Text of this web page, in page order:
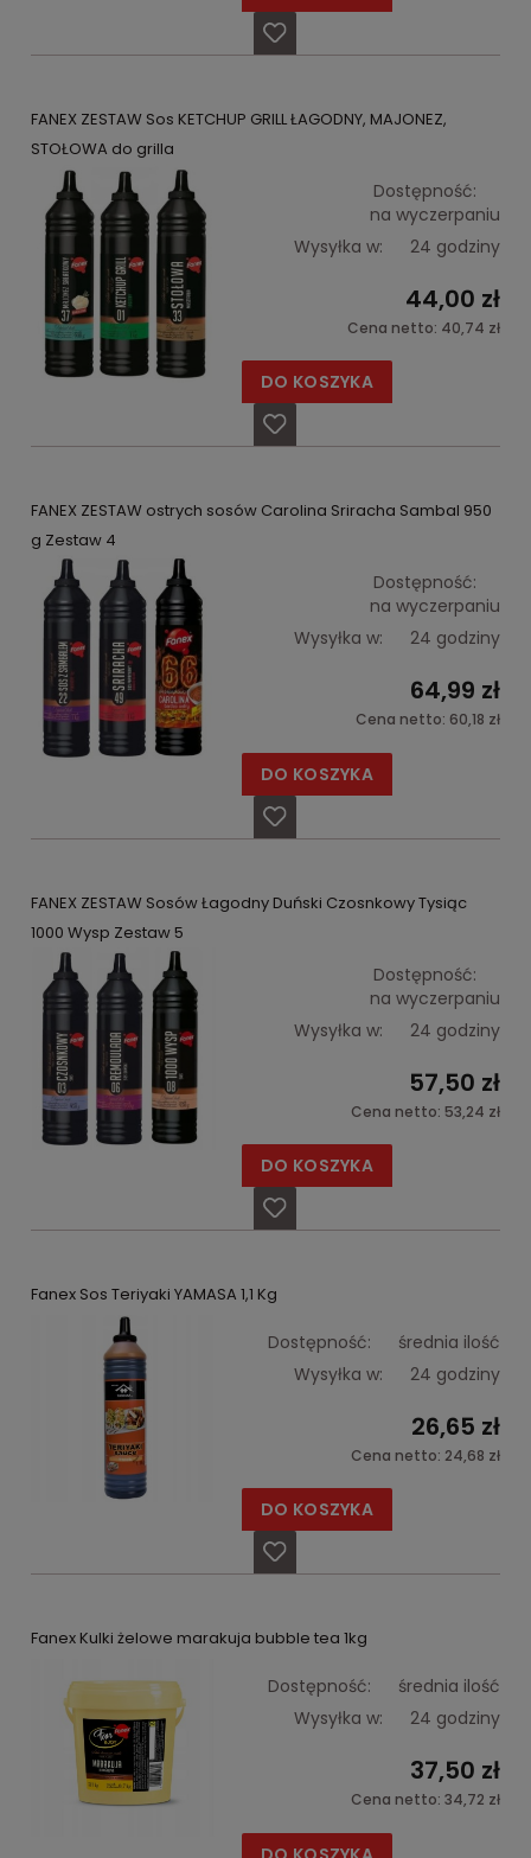
FANEX ZESTAW Sos KETCHUP GRILL ŁAGODNY, MAJONEZ,
STOŁOWA do grilla
Dostępność:
na wyczerpaniu
Wysyłka w:
24 godziny
44,00 zł
Cena netto: 40,74 zł
DO KOSZYKA
FANEX ZESTAW ostrych sosów Carolina Sriracha Sambal 950
g Zestaw 4
Dostępność:
na wyczerpaniu
Wysyłka w:
24 godziny
64,99 zł
Cena netto: 60,18 zł
DO KOSZYKA
FANEX ZESTAW Sosów Łagodny Duński Czosnkowy Tysiąc
1000 Wysp Zestaw 5
Dostępność:
na wyczerpaniu
Wysyłka w:
24 godziny
57,50 zł
Cena netto: 53,24 zł
DO KOSZYKA
Fanex Sos Teriyaki YAMASA 1,1 Kg
Dostępność:
średnia ilość
Wysyłka w:
24 godziny
26,65 zł
Cena netto: 24,68 zł
DO KOSZYKA
Fanex Kulki żelowe marakuja bubble tea 1kg
Dostępność:
średnia ilość
Wysyłka w:
24 godziny
37,50 zł
Cena netto: 34,72 zł